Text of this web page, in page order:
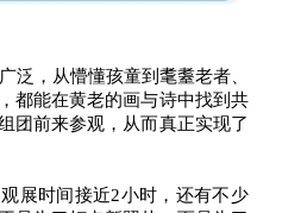
，从懵懂孩童到耄耋老者、
都能在黄老的画与诗中找到共
团前来参观，从而真正实现了
时间接近2小时，还有不少